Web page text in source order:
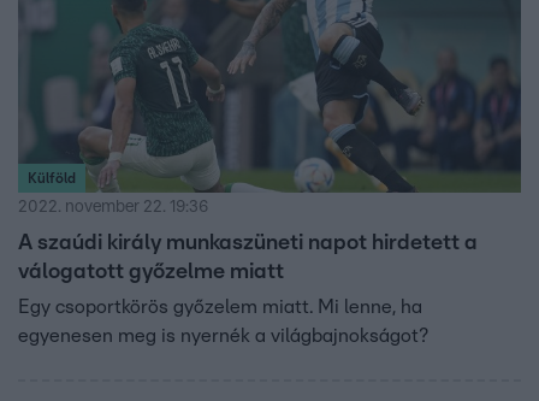
Külföld
2022. november 22. 19:36
A szaúdi király munkaszüneti napot hirdetett a
válogatott győzelme miatt
Egy csoportkörös győzelem miatt. Mi lenne, ha
egyenesen meg is nyernék a világbajnokságot?